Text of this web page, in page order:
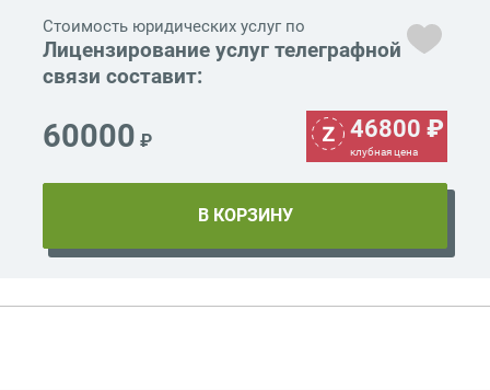
Стоимость юридических услуг по
Лицензирование услуг телеграфной
связи составит:
60000 ₽ 46800 ₽
клубная цена